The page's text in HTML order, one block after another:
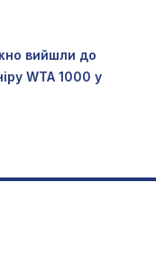
вийшли до
WTA 1000 у